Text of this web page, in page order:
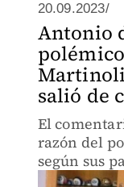
20.09.2023/
Antonio
salió de
El
razón del
según sus